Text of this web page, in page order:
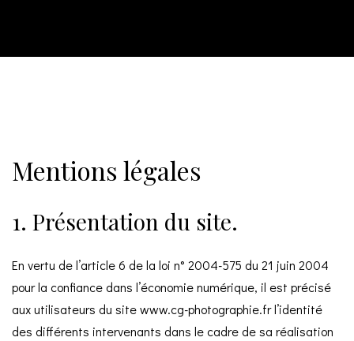
Mentions légales
1. Présentation du site.
En vertu de l’article 6 de la loi n° 2004-575 du 21 juin 2004
pour la confiance dans l’économie numérique, il est précisé
aux utilisateurs du sitewww.cg-photographie.frl’identité
des différents intervenants dans le cadre de sa réalisation